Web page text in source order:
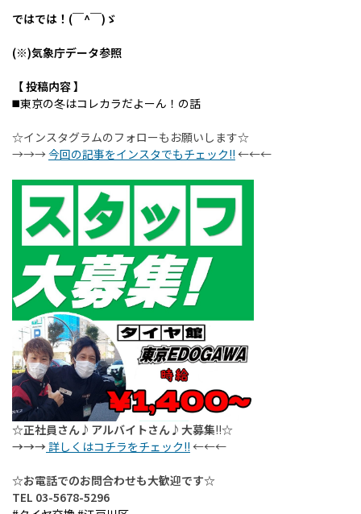
ではでは！(￣^￣)ゞ
(※)気象庁データ参照
【 投稿内容 】
◼️東京の冬はコレカラだよーん！の話
☆インスタグラムのフォローもお願いします☆
→→→今回の記事をインスタでもチェック!! ←←←
☆正社員さん♪アルバイトさん♪大募集!!☆
→→→詳しくはコチラをチェック!! ←←←
☆お電話でのお問合わせも大歓迎です☆
TEL 03-5678-5296